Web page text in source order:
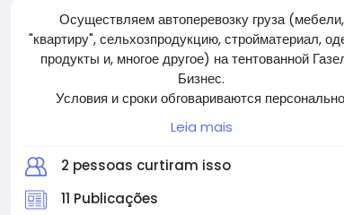
Осуществляем автоперевозку груза (мебели,
"квартиру", сельхозпродукцию, стройматериал,
продукты и, многое другое) на тентованной
Бизнес.
Условия и сроки обговариваются
Ждём Вашего обращения для плодотворного
сотрудничества.
Leia mais
2 pessoas curtiram isso
11 Publicações